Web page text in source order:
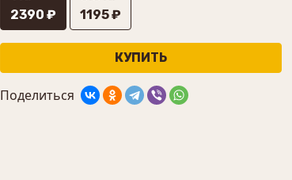
2390 ₽
1195 ₽
Поделиться